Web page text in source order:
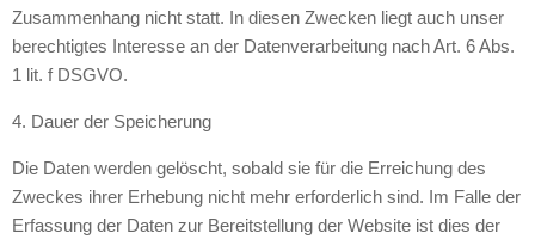
Zusammenhang nicht statt. In diesen Zwecken liegt auch unser
berechtigtes Interesse an der Datenverarbeitung nach Art. 6 Abs.
1 lit. f DSGVO.
4. Dauer der Speicherung
Die Daten werden gelöscht, sobald sie für die Erreichung des
Zweckes ihrer Erhebung nicht mehr erforderlich sind. Im Falle der
Erfassung der Daten zur Bereitstellung der Website ist dies der